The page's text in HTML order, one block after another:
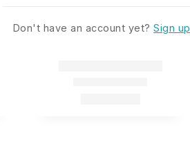
Don't have an account yet? Sign up